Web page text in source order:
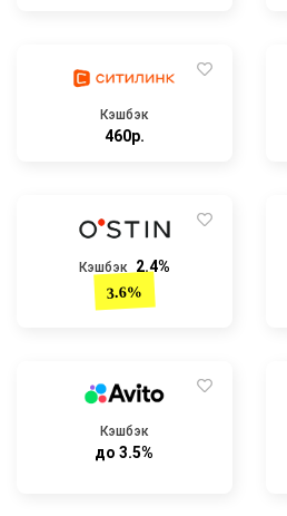
Кэшбэк
460р.
Кэшбэк 2.4%
3.6%
Кэшбэк
до 3.5%